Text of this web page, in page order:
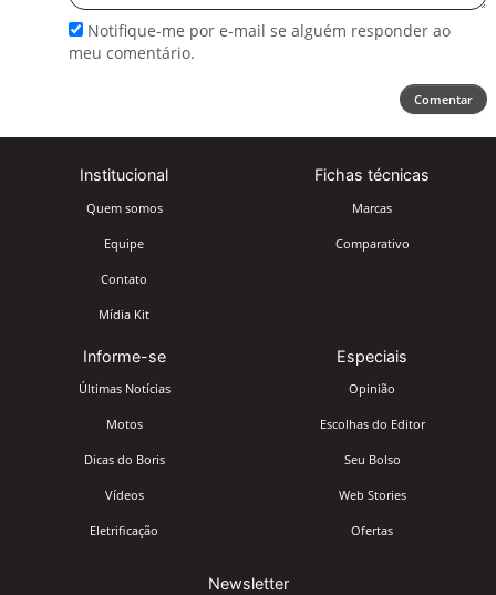
Notifique-me por e-mail se alguém responder ao
meu comentário.
Comentar
Institucional
Quem somos
Equipe
Contato
Mídia Kit
Fichas técnicas
Marcas
Comparativo
Informe-se
Últimas Notícias
Motos
Dicas do Boris
Vídeos
Eletrificação
Especiais
Opinião
Escolhas do Editor
Seu Bolso
Web Stories
Ofertas
Newsletter